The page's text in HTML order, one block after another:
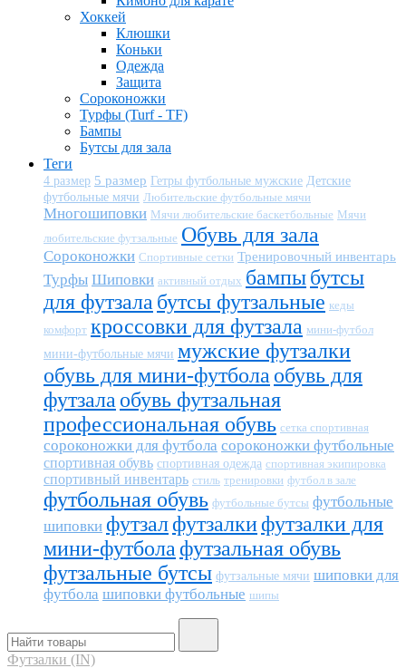
Хоккей
Клюшки
Коньки
Одежда
Защита
Сороконожки
Турфы (Turf - TF)
Бампы
Бутсы для зала
Теги
4 размер 5 размер Гетры футбольные мужские Детские
футбольные мячи Любительские футбольные мячи
Многошиповки Мячи любительские баскетбольные Мячи
любительские футзальные Обувь для зала
Сороконожки Спортивные сетки Тренировочный инвентарь
Турфы Шиповки активный отдых бампыбутсы
для футзала бутсы футзальные кеды
комфорт кроссовки для футзала мини-футбол
мини-футбольные мячи мужские футзалки
обувь для мини-футбола обувь для
футзала обувь футзальная
профессиональная обувь сетка спортивная
сороконожки для футбола сороконожки футбольные
спортивная обувь спортивная одежда спортивная экипировка
спортивный инвентарь стиль тренировки футбол в зале
футбольная обувь футбольные бутсы футбольные
шиповки футзалфутзалкифутзалки для
мини-футбола футзальная обувь
футзальные бутсы футзальные мячи шиповки для
футбола шиповки футбольные шипы
Футзалки (IN)